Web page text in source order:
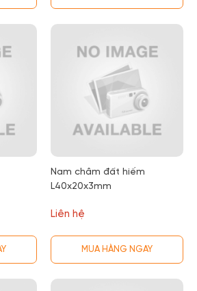
Nam châm đất hiếm
L40x20x3mm
Liên hệ
MUA HÀNG NGAY